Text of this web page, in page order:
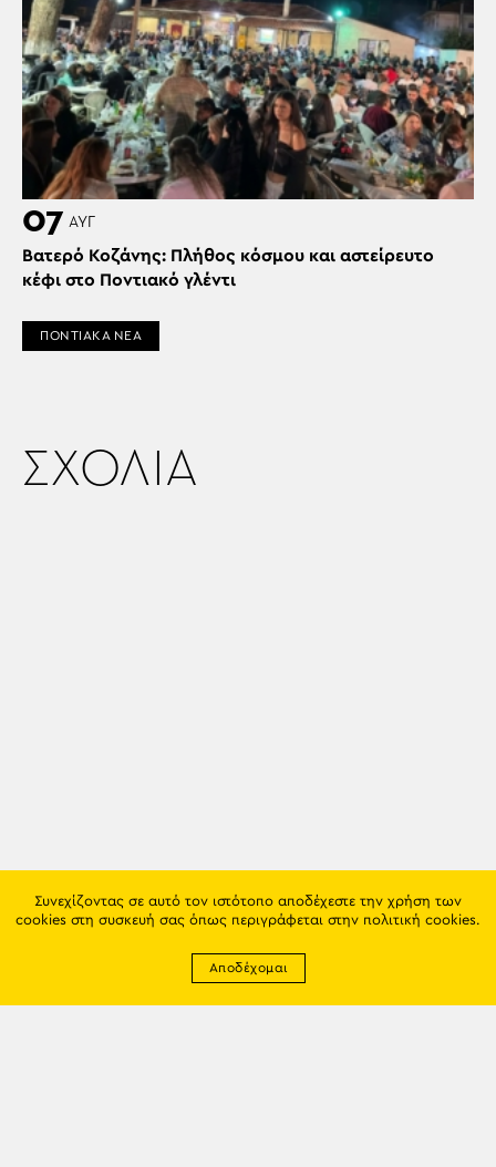
07 ΑΥΓ
Βατερό Κοζάνης: Πλήθος κόσμου και αστείρευτο
κέφι στο Ποντιακό γλέντι
ΠΟΝΤΙΑΚΑ ΝΕΑ
ΣΧΟΛΙΑ
Συνεχίζοντας σε αυτό τον ιστότοπο αποδέχεστε την χρήση των
cookies στη συσκευή σας όπως περιγράφεται στην πολιτική cookies.
Αποδέχομαι